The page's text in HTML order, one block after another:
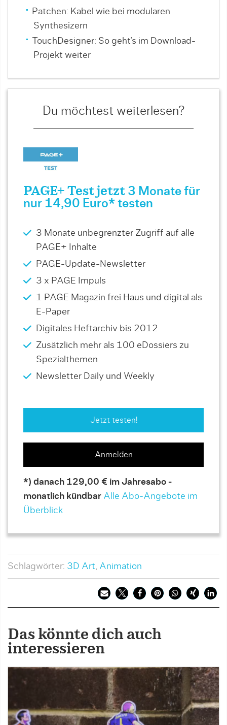
Patchen: Kabel wie bei modularen
Synthesizern
TouchDesigner: So geht’s im Download-
Projekt weiter
Du möchtest weiterlesen?
PAGE+ Test jetzt 3 Monate für
nur 14,90 Euro* testen
3 Monate unbegrenzter Zugriff auf alle
PAGE+ Inhalte
PAGE-Update-Newsletter
3 x PAGE Impuls
1 PAGE Magazin frei Haus und digital als
E-Paper
Digitales Heftarchiv bis 2012
Zusätzlich mehr als 100 eDossiers zu
Spezialthemen
Newsletter Daily und Weekly
Jetzt testen!
Anmelden
*) danach 129,00 € im Jahresabo -
monatlich kündbar Alle Abo-Angebote im
Überblick
Schlagwörter: 3D Art, Animation
Das könnte dich auch
interessieren